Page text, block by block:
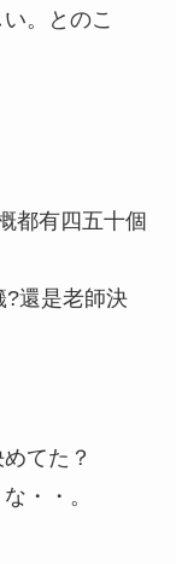
。とのこ
都有四五十個
?還是老師決
てた？
・・。